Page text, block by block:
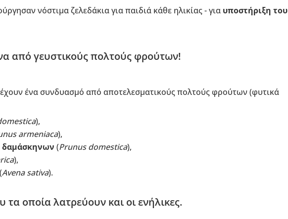
νόστιμα ζελεδάκια για παιδιά κάθε ηλικίας - για υποστήριξη του
από γευστικούς πολτούς φρούτων!
ένα συνδυασμό από αποτελεσματικούς πολτούς φρούτων (φυτικά
),
armeniaca),
δαμάσκηνων (Prunus domestica),
),
Avena sativa).
τα οποία λατρεύουν και οι ενήλικες.